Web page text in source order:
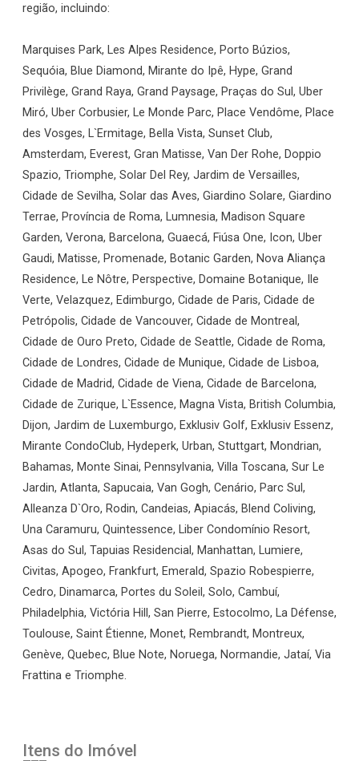
região, incluindo:
Marquises Park, Les Alpes Residence, Porto Búzios,
Sequóia, Blue Diamond, Mirante do Ipê, Hype, Grand
Privilège, Grand Raya, Grand Paysage, Praças do Sul, Uber
Miró, Uber Corbusier, Le Monde Parc, Place Vendôme, Place
des Vosges, L`Ermitage, Bella Vista, Sunset Club,
Amsterdam, Everest, Gran Matisse, Van Der Rohe, Doppio
Spazio, Triomphe, Solar Del Rey, Jardim de Versailles,
Cidade de Sevilha, Solar das Aves, Giardino Solare, Giardino
Terrae, Província de Roma, Lumnesia, Madison Square
Garden, Verona, Barcelona, Guaecá, Fiúsa One, Icon, Uber
Gaudi, Matisse, Promenade, Botanic Garden, Nova Aliança
Residence, Le Nôtre, Perspective, Domaine Botanique, Ile
Verte, Velazquez, Edimburgo, Cidade de Paris, Cidade de
Petrópolis, Cidade de Vancouver, Cidade de Montreal,
Cidade de Ouro Preto, Cidade de Seattle, Cidade de Roma,
Cidade de Londres, Cidade de Munique, Cidade de Lisboa,
Cidade de Madrid, Cidade de Viena, Cidade de Barcelona,
Cidade de Zurique, L`Essence, Magna Vista, British Columbia,
Dijon, Jardim de Luxemburgo, Exklusiv Golf, Exklusiv Essenz,
Mirante CondoClub, Hydeperk, Urban, Stuttgart, Mondrian,
Bahamas, Monte Sinai, Pennsylvania, Villa Toscana, Sur Le
Jardin, Atlanta, Sapucaia, Van Gogh, Cenário, Parc Sul,
Alleanza D`Oro, Rodin, Candeias, Apiacás, Blend Coliving,
Una Caramuru, Quintessence, Liber Condomínio Resort,
Asas do Sul, Tapuias Residencial, Manhattan, Lumiere,
Civitas, Apogeo, Frankfurt, Emerald, Spazio Robespierre,
Cedro, Dinamarca, Portes du Soleil, Solo, Cambuí,
Philadelphia, Victória Hill, San Pierre, Estocolmo, La Défense,
Toulouse, Saint Étienne, Monet, Rembrandt, Montreux,
Genève, Quebec, Blue Note, Noruega, Normandie, Jataí, Via
Frattina e Triomphe.
Itens do Imóvel